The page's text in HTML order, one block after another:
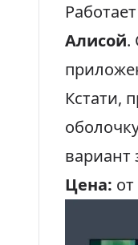
Алисой.
Кстати,
вариант
Цена: от